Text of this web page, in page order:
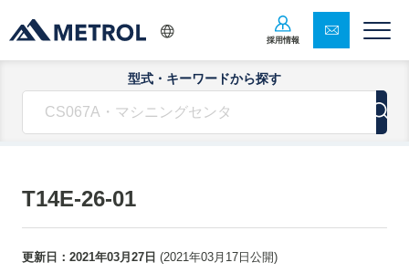
採用情報
型式・キーワードから探す
T14E-26-01
更新日： 2021年03月27日 (2021年03月17日 公開)